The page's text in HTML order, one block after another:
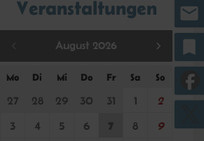
mail
bookmark
Veranstaltungen
August 2026
Mo Di Mi Do Fr Sa So
27 28 29 30 31 1
2
3
4 5 6 7 8
9